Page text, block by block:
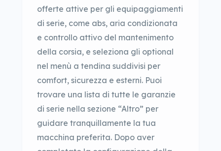
offerte attive per gli equipaggiamenti
di serie, come abs, aria condizionata
e controllo attivo del mantenimento
della corsia, e seleziona gli optional
nel menù a tendina suddivisi per
comfort, sicurezza e esterni. Puoi
trovare una lista di tutte le garanzie
di serie nella sezione “Altro” per
guidare tranquillamente la tua
macchina preferita. Dopo aver